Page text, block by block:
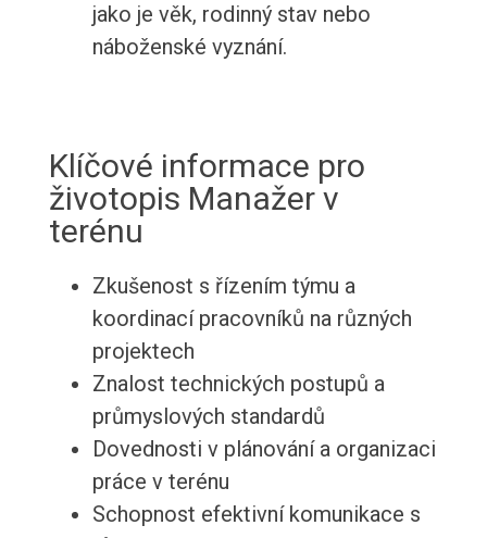
jako je věk, rodinný stav nebo
náboženské vyznání.
Klíčové informace pro
životopis Manažer v
terénu
Zkušenost s řízením týmu a
koordinací pracovníků na různých
projektech
Znalost technických postupů a
průmyslových standardů
Dovednosti v plánování a organizaci
práce v terénu
Schopnost efektivní komunikace s